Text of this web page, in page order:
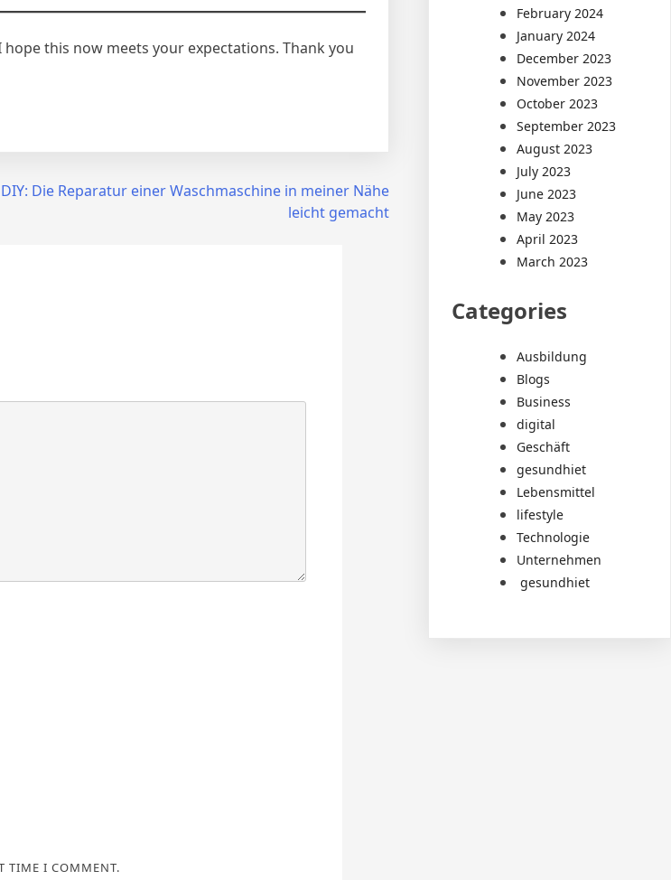
this now meets your expectations. Thank you
DIY: Die Reparatur einer Waschmaschine in meiner Nähe
leicht gemacht
TIME I COMMENT.
February 2024
January 2024
December 2023
November 2023
October 2023
September 2023
August 2023
July 2023
June 2023
May 2023
April 2023
March 2023
Categories
Ausbildung
Blogs
Business
digital
Geschäft
gesundhiet
Lebensmittel
lifestyle
Technologie
Unternehmen
gesundhiet